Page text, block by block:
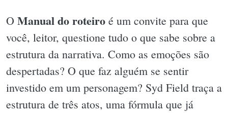
O Manual do roteiro é um convite para que
você, leitor, questione tudo o que sabe sobre a
estrutura da narrativa. Como as emoções são
despertadas? O que faz alguém se sentir
investido em um personagem? Syd Field traça a
estrutura de três atos, uma fórmula que já